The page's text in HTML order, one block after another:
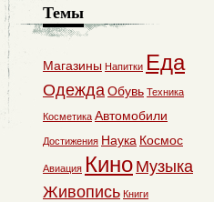
Темы
Магазины Напитки Еда
ОдеждаОбувь Техника
Косметика Автомобили
Достижения Наука Космос
Авиация Кино Музыка
Живопись Книги